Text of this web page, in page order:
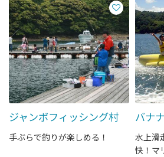
ジャンボフィッシング村
手ぶらで釣りが楽しめる！
バナ
水上滑
快！マ